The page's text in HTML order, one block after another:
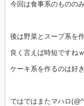
今回は食事系のものの
後は野菜とスープ系を
良く言えば時短ですねｗ
ケーキ系を作るのは好
ではではまたマハロ